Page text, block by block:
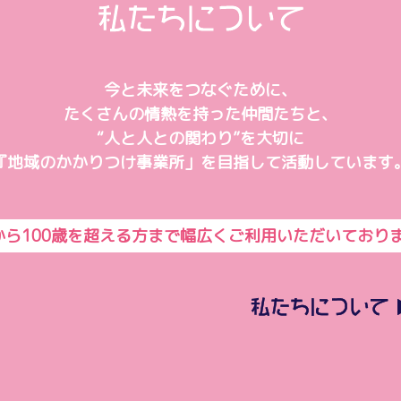
今と未来をつなぐために、
たくさんの情熱を持った仲間たちと、
“人と人との関わり”を大切に
地域のかかりつけ事業所」を目指して活動しています。
100歳を超える方まで幅広くご利用いただいておりま